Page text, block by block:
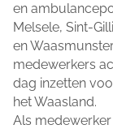
en
Melsele, Sint-
en
medewerkers
dag inzetten
het Waasland.
Als